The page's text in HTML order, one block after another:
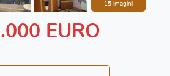
15 imagini
EURO